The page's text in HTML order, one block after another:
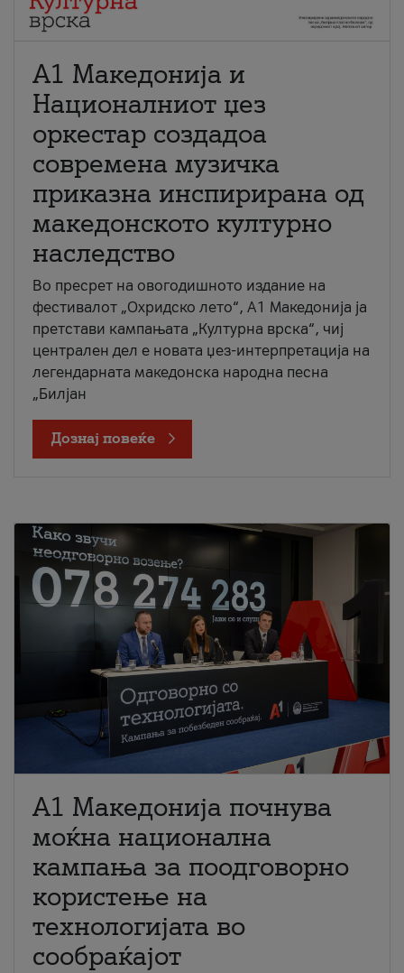
А1 Македонија и
Националниот џез
оркестар создадоа
современа музичка
приказна инспирирана од
македонското културно
наследство
Во пресрет на овогодишното издание на
фестивалот „Охридско лето“, А1 Македонија ја
претстави кампањата „Културна врска“, чиј
централен дел е новата џез-интерпретација на
легендарната македонска народна песна
„Билјан
Дознај повеќе
A1 Македонија почнува
моќна национална
кампања за поодговорно
користење на
технологијата во
сообраќајот